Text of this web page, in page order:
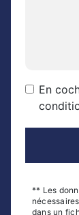
En
** Les
dans un